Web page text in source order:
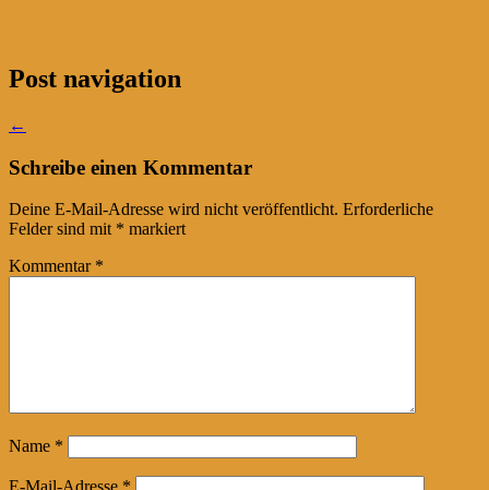
Post navigation
←
Schreibe einen Kommentar
Deine E-Mail-Adresse wird nicht veröffentlicht. Erforderliche
Felder sind mit * markiert
Kommentar *
Name *